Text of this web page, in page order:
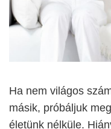
Ha nem világos
másik, próbáljuk
életünk nélküle.